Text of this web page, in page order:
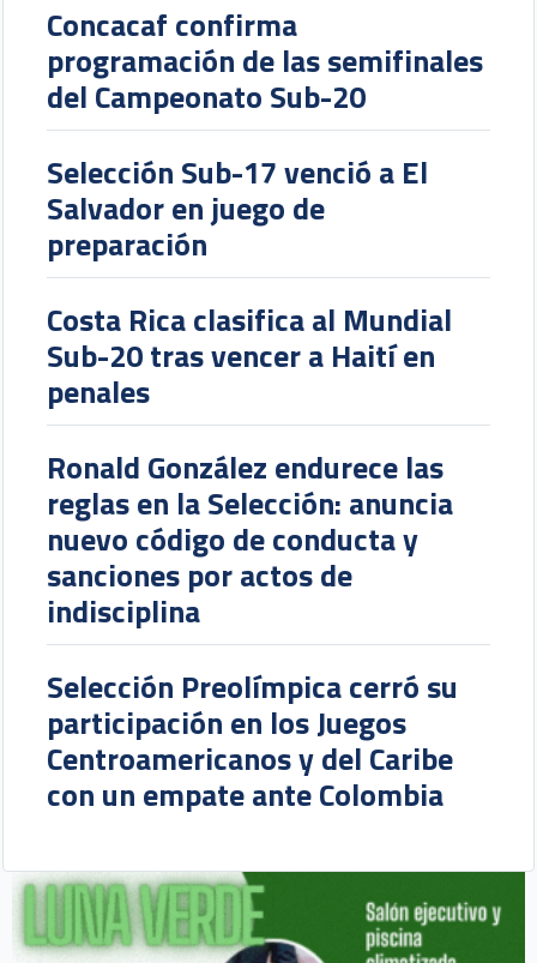
Concacaf confirma
programación de las semifinales
del Campeonato Sub-20
Selección Sub-17 venció a El
Salvador en juego de
preparación
Costa Rica clasifica al Mundial
Sub-20 tras vencer a Haití en
penales
Ronald González endurece las
reglas en la Selección: anuncia
nuevo código de conducta y
sanciones por actos de
indisciplina
Selección Preolímpica cerró su
participación en los Juegos
Centroamericanos y del Caribe
con un empate ante Colombia